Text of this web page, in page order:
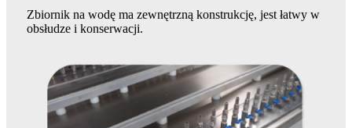
Zbiornik na wodę ma zewnętrzną konstrukcję, jest łatwy w
obsłudze i konserwacji.